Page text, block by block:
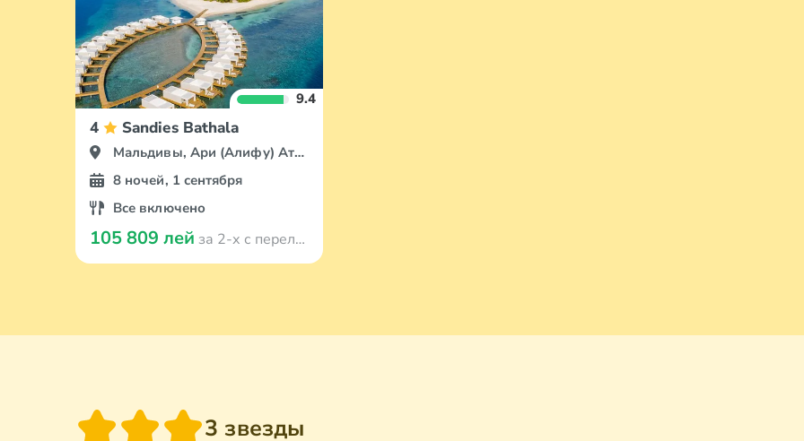
9.4
4 Sandies Bathala
Мальдивы, Ари (Алифу) Атолл
8 ночей, 1 сентября
Все включено
105 809 лей за 2-х с перелётом
3 звезды